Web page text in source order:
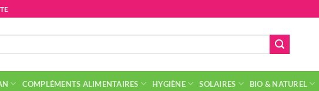
COMPLÉMENTS ALIMENTAIRES HYGIÈNE SOLAIRES BIO & NATUREL